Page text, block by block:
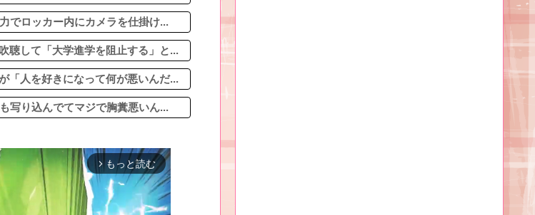
でロッカー内にカメラを仕掛け...
聴して「大学進学を阻止する」と...
「人を好きになって何が悪いんだ...
写り込んでてマジで胸糞悪いん...
arrow_forward_ios もっと読む